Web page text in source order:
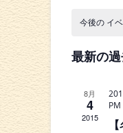
択
イ
ン
ト
の
今後の イ
最新の
8月
4
2015
PM